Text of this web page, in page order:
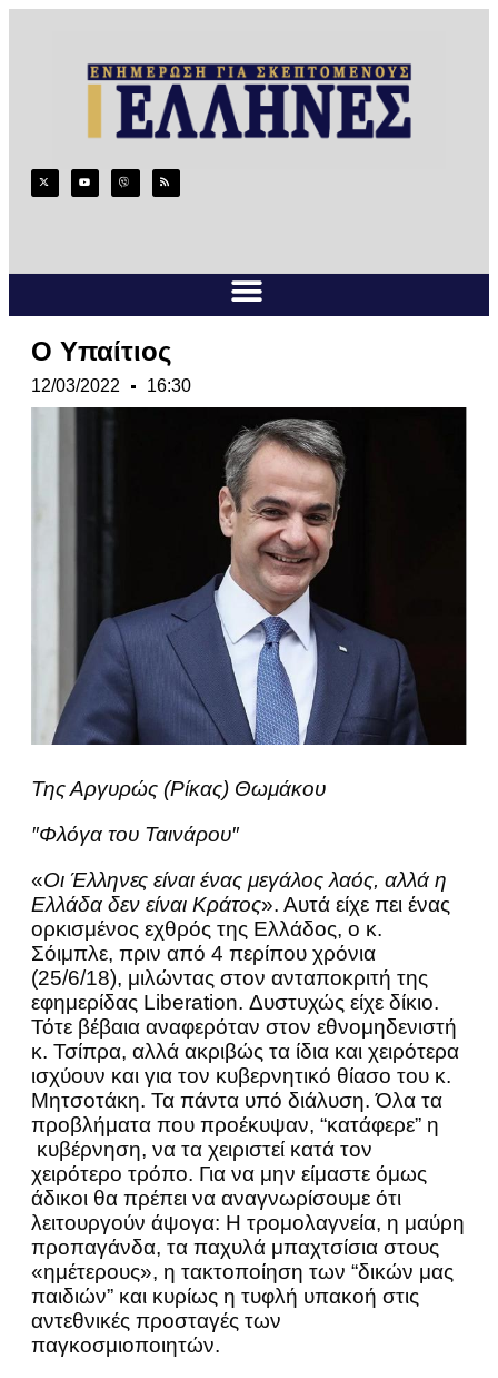
Ο Υπαίτιος
12/03/2022 16:30
Της Αργυρώς (Ρίκας) Θωμάκου
″Φλόγα του Ταινάρου″
«Οι Έλληνες είναι ένας μεγάλος λαός, αλλά η
Ελλάδα δεν είναι Κράτος». Αυτά είχε πει ένας
ορκισμένος εχθρός της Ελλάδος, ο κ.
Σόιμπλε, πριν από 4 περίπου χρόνια
(25/6/18), μιλώντας στον ανταποκριτή της
εφημερίδας Liberation. Δυστυχώς είχε δίκιο.
Τότε βέβαια αναφερόταν στον εθνομηδενιστή
κ. Τσίπρα, αλλά ακριβώς τα ίδια και χειρότερα
ισχύουν και για τον κυβερνητικό θίασο του κ.
Μητσοτάκη. Τα πάντα υπό διάλυση. Όλα τα
προβλήματα που προέκυψαν, “κατάφερε” η
κυβέρνηση, να τα χειριστεί κατά τον
χειρότερο τρόπο. Για να μην είμαστε όμως
άδικοι θα πρέπει να αναγνωρίσουμε ότι
λειτουργούν άψογα: Η τρομολαγνεία, η μαύρη
προπαγάνδα, τα παχυλά μπαχτσίσια στους
«ημέτερους», η τακτοποίηση των “δικών μας
παιδιών” και κυρίως η τυφλή υπακοή στις
αντεθνικές προσταγές των
παγκοσμιοποιητών.